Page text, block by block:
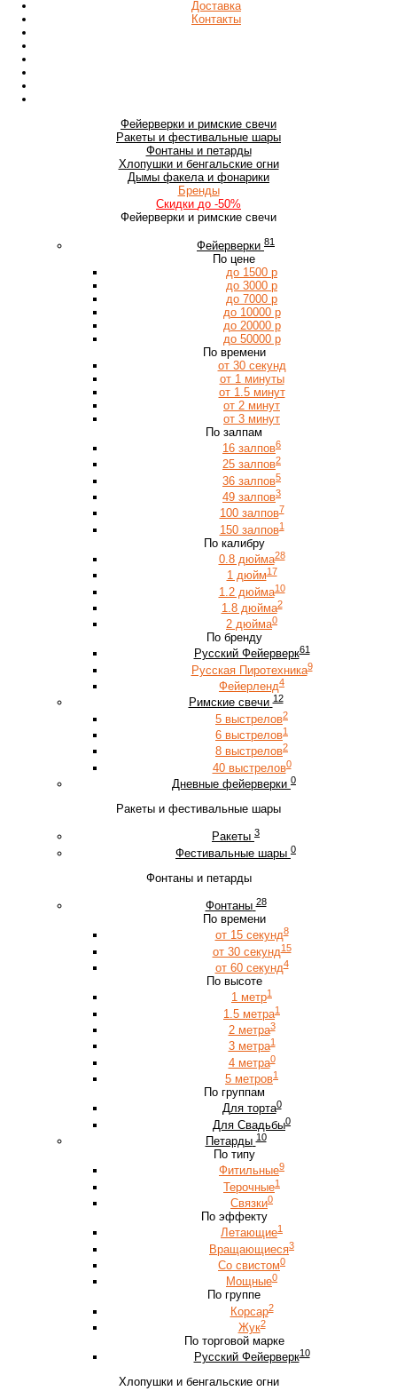
Доставка
Контакты
Фейерверки и римские свечи
Ракеты и фестивальные шары
Фонтаны и петарды
Хлопушки и бенгальские огни
Дымы факела и фонарики
Бренды
Скидки до -50%
Фейерверки и римские свечи
Фейерверки 81
По цене
до 1500 р
до 3000 р
до 7000 р
до 10000 р
до 20000 р
до 50000 р
По времени
от 30 секунд
от 1 минуты
от 1.5 минут
от 2 минут
от 3 минут
По залпам
16 залпов6
25 залпов2
36 залпов5
49 залпов3
100 залпов7
150 залпов1
По калибру
0.8 дюйма28
1 дюйм17
1.2 дюйма10
1.8 дюйма2
2 дюйма0
По бренду
Русский Фейерверк61
Русская Пиротехника9
Фейерленд4
Римские свечи 12
5 выстрелов2
6 выстрелов1
8 выстрелов2
40 выстрелов0
Дневные фейерверки 0
Ракеты и фестивальные шары
Ракеты 3
Фестивальные шары 0
Фонтаны и петарды
Фонтаны 28
По времени
от 15 секунд8
от 30 секунд15
от 60 секунд4
По высоте
1 метр1
1.5 метра1
2 метра3
3 метра1
4 метра0
5 метров1
По группам
Для торта0
Для Свадьбы0
Петарды 10
По типу
Фитильные9
Терочные1
Связки0
По эффекту
Летающие1
Вращающиеся3
Со свистом0
Мощные0
По группе
Корсар2
Жук2
По торговой марке
Русский Фейерверк10
Хлопушки и бенгальские огни